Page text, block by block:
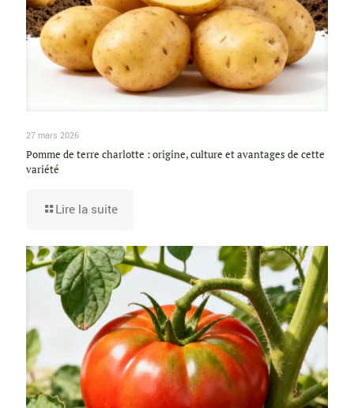
27 mars 2026
Pomme de terre charlotte : origine, culture et avantages de cette
variété
Lire la suite